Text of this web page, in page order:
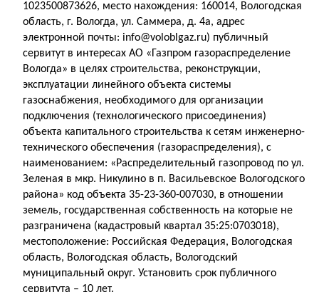
1023500873626, место нахождения: 160014, Вологодская
область, г. Вологда, ул. Саммера, д. 4а, адрес
электронной почты: info@voloblgaz.ru) публичный
сервитут в интересах АО «Газпром газораспределение
Вологда» в целях строительства, реконструкции,
эксплуатации линейного объекта системы
газоснабжения, необходимого для организации
подключения (технологического присоединения)
объекта капитального строительства к сетям инженерно-
технического обеспечения (газораспределения), с
наименованием: «Распределительный газопровод по ул.
Зеленая в мкр. Никулино в п. Васильевское Вологодского
района» код объекта 35-23-360-007030, в отношении
земель, государственная собственность на которые не
разграничена (кадастровый квартал 35:25:0703018),
местоположение: Российская Федерация, Вологодская
область, Вологодская область, Вологодский
муниципальный округ. Установить срок публичного
сервитута – 10 лет.